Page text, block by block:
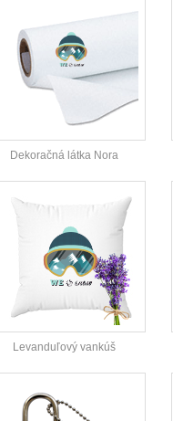
Dekoračná látka Nora
Levanduľový vankúš